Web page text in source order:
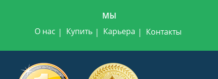
МЫ
О нас
Купить Карьера Контакты